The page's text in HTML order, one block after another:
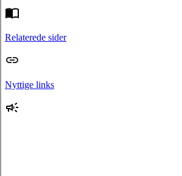
Relaterede sider
Nyttige links